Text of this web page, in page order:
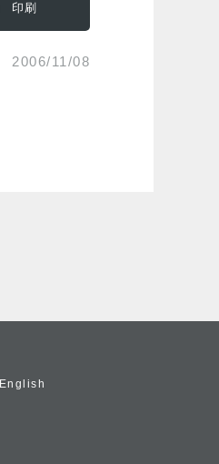
印刷
2006/11/08
English